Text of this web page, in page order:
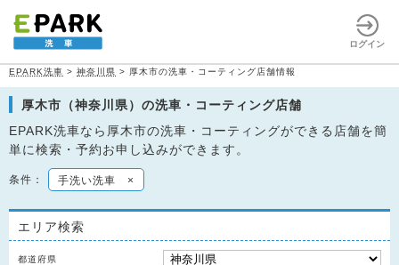
ログイン
EPARK洗車 > 神奈川県 > 厚木市の洗車・コーティング店舗情報
厚木市（神奈川県）の洗車・コーティング店舗
EPARK洗車なら厚木市の洗車・コーティングができる店舗を簡
単に検索・予約お申し込みができます。
条件： 手洗い洗車 ×
エリア検索
都道府県